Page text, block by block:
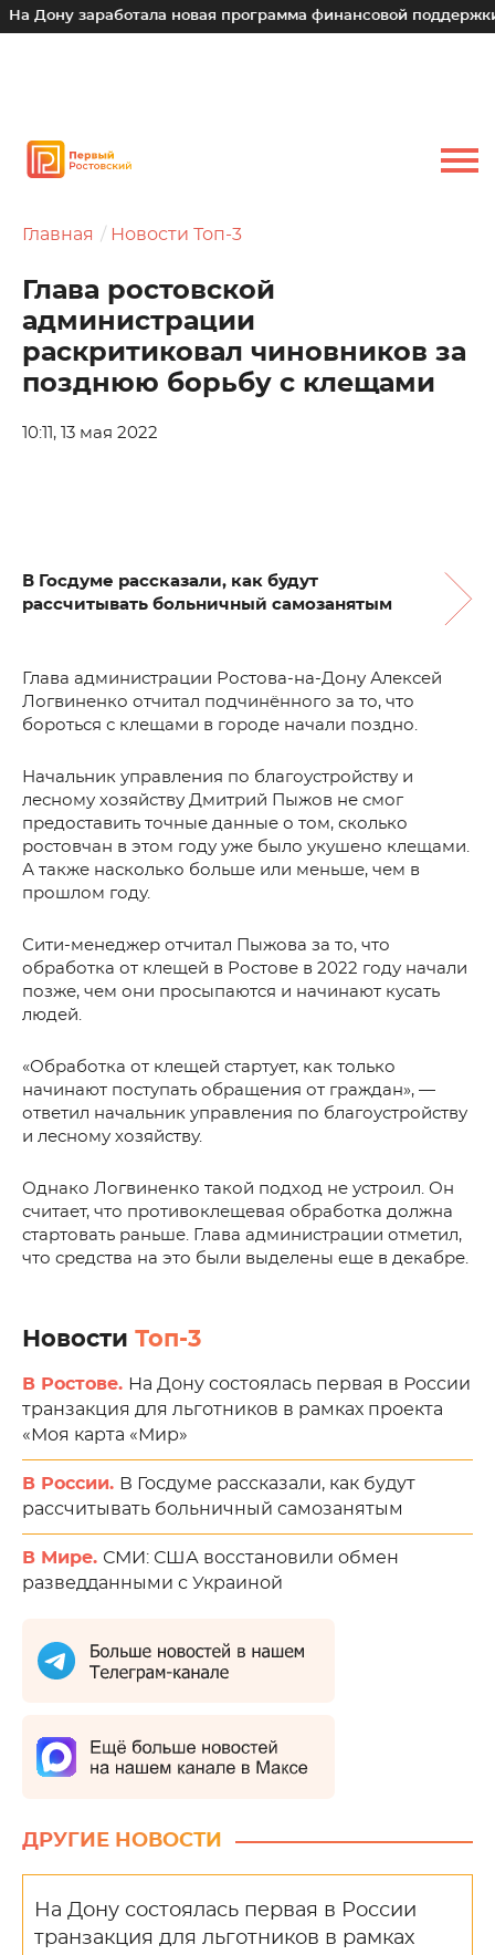
заработала новая программа финансовой поддержки
Главная Новости Топ-3
Глава ростовской
администрации
раскритиковал чиновников за
позднюю борьбу с клещами
10:11, 13 мая 2022
В Госдуме рассказали, как будут
рассчитывать больничный самозанятым
Глава администрации Ростова-на-Дону Алексей
Логвиненко отчитал подчинённого за то, что
бороться с клещами в городе начали поздно.
Начальник управления по благоустройству и
лесному хозяйству Дмитрий Пыжов не смог
предоставить точные данные о том, сколько
ростовчан в этом году уже было укушено клещами.
А также насколько больше или меньше, чем в
прошлом году.
Сити-менеджер отчитал Пыжова за то, что
обработка от клещей в Ростове в 2022 году начали
позже, чем они просыпаются и начинают кусать
людей.
«Обработка от клещей стартует, как только
начинают поступать обращения от граждан», —
ответил начальник управления по благоустройству
и лесному хозяйству.
Однако Логвиненко такой подход не устроил. Он
считает, что противоклещевая обработка должна
стартовать раньше. Глава администрации отметил,
что средства на это были выделены еще в декабре.
Новости Топ-3
В Ростове. На Дону состоялась первая в России
транзакция для льготников в рамках проекта
«Моя карта «Мир»
В России. В Госдуме рассказали, как будут
рассчитывать больничный самозанятым
В Мире. СМИ: США восстановили обмен
разведданными с Украиной
ДРУГИЕ НОВОСТИ
На Дону состоялась первая в России
транзакция для льготников в рамках